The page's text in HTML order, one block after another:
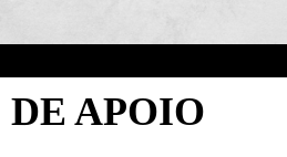
DE APOIO